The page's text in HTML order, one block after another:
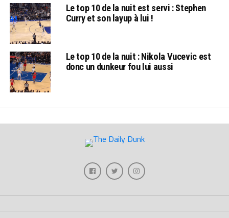
Le top 10 de la nuit est servi : Stephen
Curry et son layup à lui !
Le top 10 de la nuit : Nikola Vucevic est
donc un dunkeur fou lui aussi